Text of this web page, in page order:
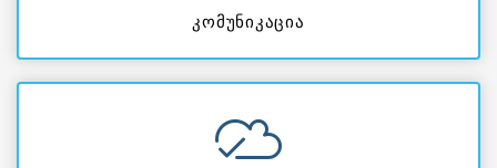
კომუნიკაცია